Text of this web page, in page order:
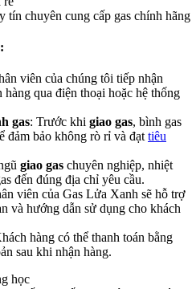
tín chuyên cung cấp gas chính
viên của chúng tôi tiếp nhận
qua điện thoại hoặc hệ thống
gas: Trước khi giao gas, bình gas
đảm bảo không rò rỉ và đạt tiêu
giao gas chuyên nghiệp, nhiệt
đến đúng địa chỉ yêu cầu.
viên của Gas Lửa Xanh sẽ hỗ trợ
và hướng dẫn sử dụng cho khách
hàng có thể thanh toán bằng
sau khi nhận hàng.